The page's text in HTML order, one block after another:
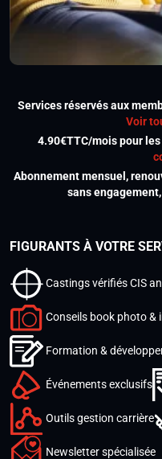
Services réservés aux
Voir
4.90€TTC/mois pour
Abonnement mensuel,
sans
FIGURANTS À VOTRE
Castings vérifiés CIS
Conseils book photo &
Formation &
Événements exclusifs
Outils gestion carrière
Newsletter spécialisée